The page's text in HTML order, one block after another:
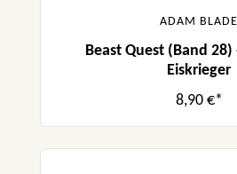
ADAM BLADE
Beast Quest (Band
Eiskrieger
8,90 €*